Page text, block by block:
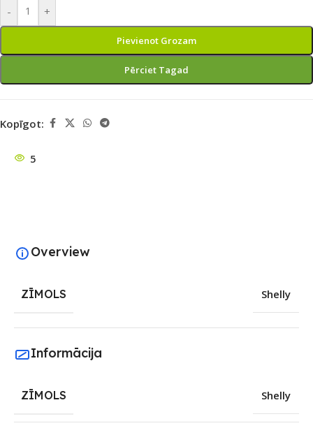
- +
Pievienot Grozam
Pērciet Tagad
Kopīgot:
5
Overview
ZĪMOLS Shelly
Informācija
ZĪMOLS Shelly